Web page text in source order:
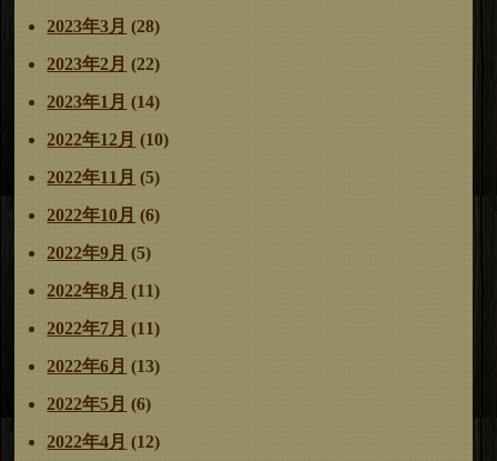
2023年3月 (28)
2023年2月 (22)
2023年1月 (14)
2022年12月 (10)
2022年11月 (5)
2022年10月 (6)
2022年9月 (5)
2022年8月 (11)
2022年7月 (11)
2022年6月 (13)
2022年5月 (6)
2022年4月 (12)